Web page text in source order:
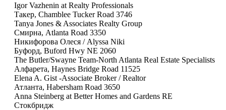
Igor Vazhenin at Realty Professionals
Такер, Chamblee Tucker Road 3746
Tanya Jones & Associates Realty Group
Смирна, Atlanta Road 3350
Никифорова Олеся / Alyssa Niki
Буфорд, Buford Hwy NE 2060
The Butler/Swayne Team-North Atlanta Real Estate Specialists
Алфарета, Haynes Bridge Road 11525
Elena A. Gist -Associate Broker / Realtor
Атланта, Habersham Road 3650
Anna Steinberg at Better Homes and Gardens RE
Стокбридж